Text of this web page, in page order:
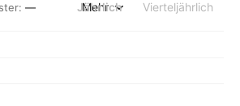
: — Jährlich Vierteljährlich
Mehr